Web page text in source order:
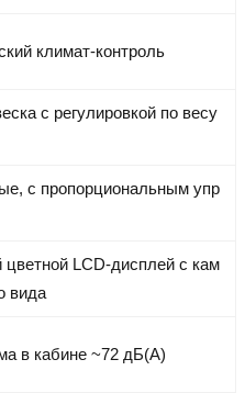
климат-контроль
с регулировкой по весу
с пропорциональным упр
LCD-дисплей с кам
вида
в кабине ~72 дБ(А)